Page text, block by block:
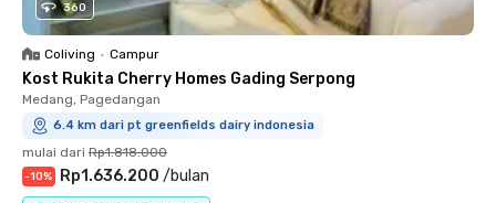
360
Coliving • Campur
Kost Rukita Cherry Homes Gading Serpong
Medang, Pagedangan
6.4 km dari pt greenfields dairy indonesia
mulai dari Rp1.818.000
-10% Rp1.636.200 /bulan